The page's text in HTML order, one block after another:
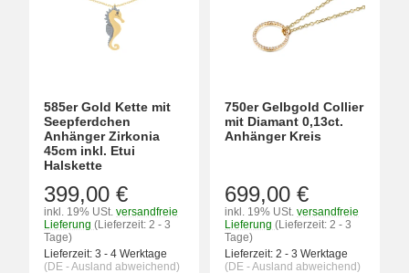
585er Gold Kette mit
Seepferdchen
Anhänger Zirkonia
45cm inkl. Etui
Halskette
399,00 €
inkl. 19% USt. versandfreie
Lieferung (Lieferzeit: 2 - 3
Tage)
Lieferzeit: 3 - 4 Werktage
(DE - Ausland abweichend)
750er Gelbgold Collier
mit Diamant 0,13ct.
Anhänger Kreis
699,00 €
inkl. 19% USt. versandfreie
Lieferung (Lieferzeit: 2 - 3
Tage)
Lieferzeit: 2 - 3 Werktage
(DE - Ausland abweichend)